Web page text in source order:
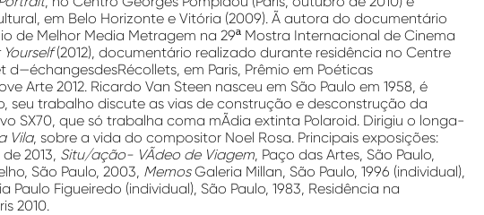
em Belo Horizonte e Vitória (2009). Ã autora do documentário
de Melhor Media Metragem na 29ª Mostra Internacional de Cinema
(2012), documentário realizado durante residência no Centre
d—échangesdesRécollets, em Paris, Prêmio em Poéticas
Arte 2012. Ricardo Van Steen nasceu em São Paulo em 1958, é
seu trabalho discute as vias de construção e desconstrução da
SX70, que só trabalha coma mÃ­dia extinta Polaroid. Dirigiu o longa-
Vila, sobre a vida do compositor Noel Rosa. Principais exposições:
2013, Situ/ação- VÃ­deo de Viagem, Paço das Artes, São Paulo,
São Paulo, 2003, MemosGaleria Millan, São Paulo, 1996 (individual),
Paulo Figueiredo (individual), São Paulo, 1983, Residência na
2010.